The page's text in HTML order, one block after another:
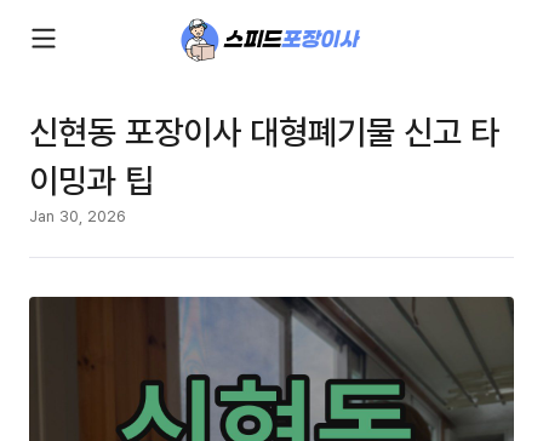
신현동 포장이사 대형폐기물 신고 타
이밍과 팁
Jan 30, 2026